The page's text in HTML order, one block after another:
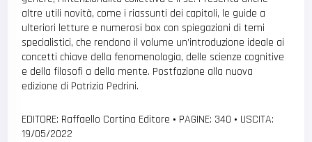
altre utili novità, come i riassunti dei capitoli, le guide a
ulteriori letture e numerosi box con spiegazioni di temi
specialistici, che rendono il volume un’introduzione ideale ai
concetti chiave della fenomenologia, delle scienze cognitive
e della filosofi a della mente. Postfazione alla nuova
edizione di Patrizia Pedrini.
EDITORE: Raffaello Cortina Editore • PAGINE: 340 • USCITA:
19/05/2022